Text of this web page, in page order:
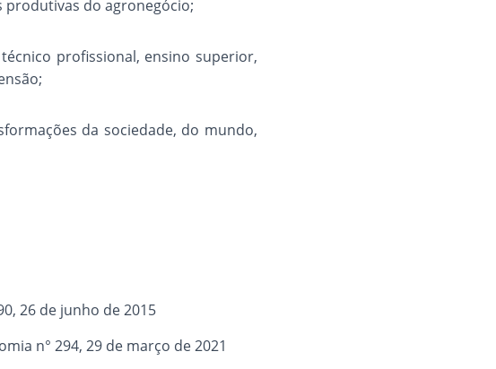
produtivas do agronegócio;
profissional, ensino superior,
da sociedade, do mundo,
26 de junho de 2015
n° 294, 29 de março de 2021